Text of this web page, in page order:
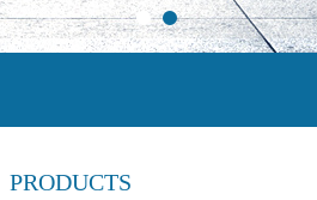
PRODUCTS